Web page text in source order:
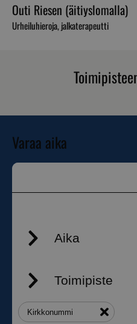
Outi Riesen (äitiyslomalla)
Urheiluhieroja, jalkaterapeutti
Varaa aika